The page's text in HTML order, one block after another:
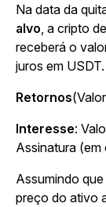
Na data da
alvo , a cripto
receberá o
juros em USDT.
Retornos
Interesse:
Assinatura
Assumindo
preço do ativo